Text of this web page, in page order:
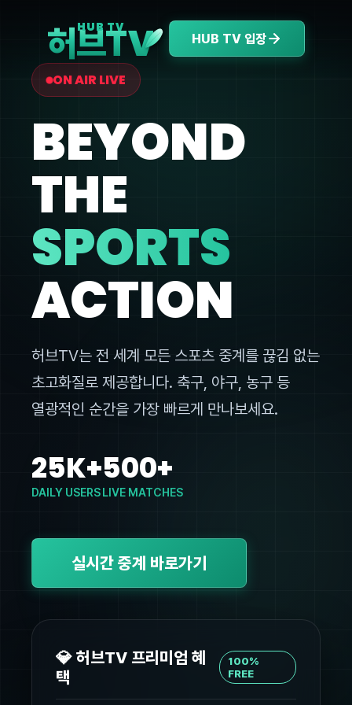
HUB TV
허브TV HUB TV 입장
ON AIR LIVE
BEYOND
THE
SPORTS
ACTION
허브TV는 전 세계 모든 스포츠 중계를 끊김 없는
초고화질로 제공합니다. 축구, 야구, 농구 등
열광적인 순간을 가장 빠르게 만나보세요.
25K+
DAILY USERS
500+
LIVE MATCHES
실시간 중계 바로가기
💎 허브TV 프리미엄 혜
택
100%
FREE